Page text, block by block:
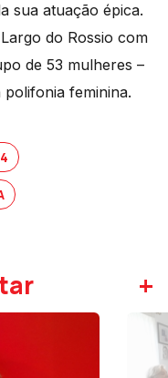
sua atuação épica.
do Rossio com
de 53 mulheres –
feminina.
+